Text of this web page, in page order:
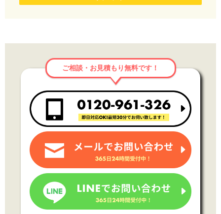
ご相談・お見積もり無料です！